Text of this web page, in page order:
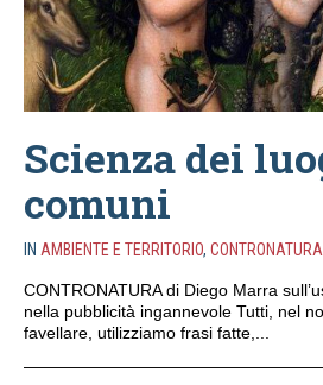
Scienza dei
comuni
IN AMBIENTE E TERRITORIO, CONTRONATURA
CONTRONATURA di Diego Marra
nella pubblicità ingannevole Tutti, nel
favellare, utilizziamo frasi fatte,...